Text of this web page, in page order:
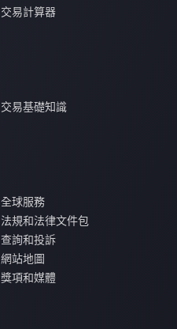
交易計算器
交易基礎知識
全球服務
法規和法律文件包
查詢和投訴
網站地圖
獎項和媒體